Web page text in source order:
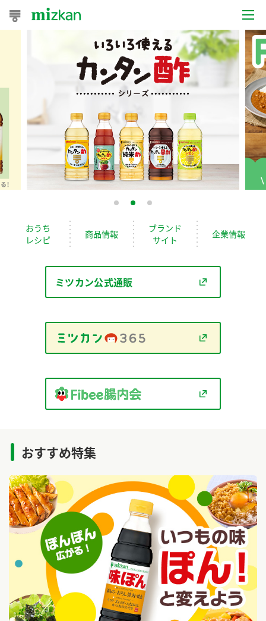
レシピカテゴリ一覧
商品からレシピを探す
レシピ名特集
商品情報
商品カテゴリ
みりん風・料理酒 鍋用調味料
つゆ
スープ 中華
クイック調味料 レモン果汁
ふりかけ おすしの素
キャンペーン情報
ブランド・スペシャルサイト トップ
商品ブランドサイト
くらしプラ酢
お酢ドリンク
味ぽん
ぽん酢
かおりの蔵
鍋なび
納豆のサイト
国内事業概要
ミツカングループについて
企業理念
ミツカンの歴史
ミツカンを知る
環境への取り組み
水の文化センター（アーカイブ）
採用情報
ニュースリリース
お客様相談センター
おうち
レシピ
商品情報
ブランド
サイト
企業情報
ミツカン公式通販
おすすめ特集